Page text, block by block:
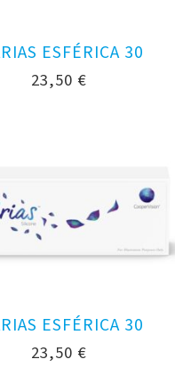
ESFÉRICA 30
23,50 €
ESFÉRICA 30
23,50 €